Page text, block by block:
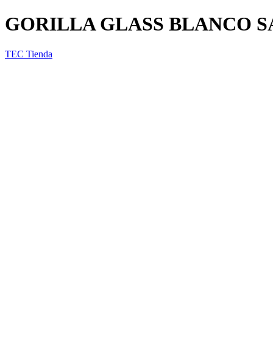
GORILLA GLASS BLANCO
TEC Tienda